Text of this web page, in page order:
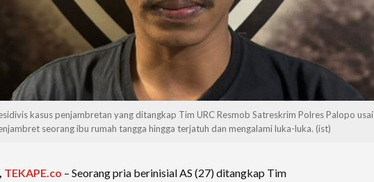
kasus penjambretan yang ditangkap Tim URC Resmob Satreskrim Polres Palopo usai
seorang ibu rumah tangga hingga terjatuh dan mengalami luka-luka. (ist)
TEKAPE.co – Seorang pria berinisial AS (27) ditangkap Tim